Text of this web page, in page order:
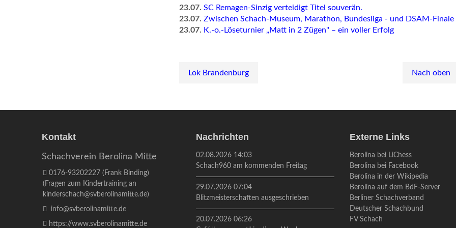
23.07. SC Remagen-Sinzig verteidigt Titel souverän.
23.07. Zwischen Schach-Museum, Marathon, Bundesliga - und DSAM-Finale
23.07. K.-o.-Löseturnier „Matt in 2 Zügen" – ein voller Erfolg
Lok Brandenburg Nach oben
Kontakt
Schachverein Berolina Mitte
0176-93202227 (Frank Binding)
(Fragen zum Kindertraining an
kinderschach@svberolinamitte.de)
info@svberolinamitte.de
https://www.svberolinamitte.de
Nachrichten
02.08.2026 14:03
Schach960 am kommenden Freitag
29.07.2026 07:04
Blitzmeisterschaften ausgeschrieben
20.07.2026 06:26
Externe Links
Berolina bei LiChess
Berolina bei Facebook
Berolina in der Wikipedia
Berolina auf dem BdF-Server
Berliner Schachverband
Deutscher Schachbund
FV Schach